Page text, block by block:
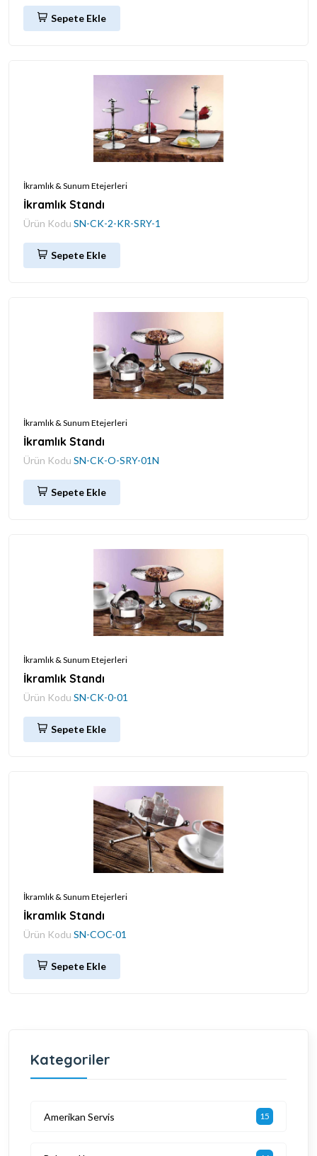
Sepete Ekle
İkramlık & Sunum Etejerleri
İkramlık Standı
Ürün Kodu SN-CK-2-KR-SRY-1
Sepete Ekle
İkramlık & Sunum Etejerleri
İkramlık Standı
Ürün Kodu SN-CK-O-SRY-01N
Sepete Ekle
İkramlık & Sunum Etejerleri
İkramlık Standı
Ürün Kodu SN-CK-0-01
Sepete Ekle
İkramlık & Sunum Etejerleri
İkramlık Standı
Ürün Kodu SN-COC-01
Sepete Ekle
Kategoriler
Amerikan Servis 15